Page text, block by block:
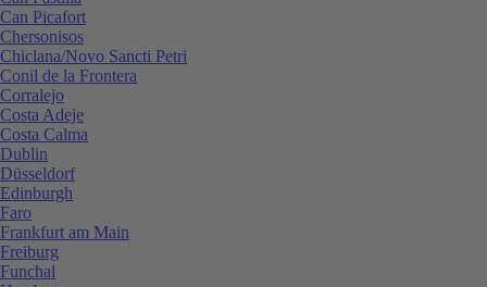
Can Picafort
Chersonisos
Chiclana/Novo Sancti Petri
Conil de la Frontera
Corralejo
Costa Adeje
Costa Calma
Dublin
Düsseldorf
Edinburgh
Faro
Frankfurt am Main
Freiburg
Funchal